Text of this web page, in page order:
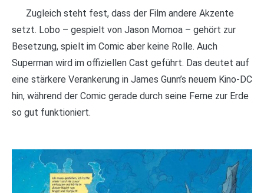
Zugleich steht fest, dass der Film andere Akzente
setzt. Lobo – gespielt von Jason Momoa – gehört zur
Besetzung, spielt im Comic aber keine Rolle. Auch
Superman wird im offiziellen Cast geführt. Das deutet auf
eine stärkere Verankerung in James Gunn’s neuem Kino-DC
hin, während der Comic gerade durch seine Ferne zur Erde
so gut funktioniert.